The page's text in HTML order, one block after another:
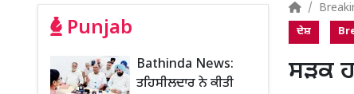
Punjab
Bathinda News:
ਤਹਿਸੀਲਦਾਰ ਨੇ ਕੀਤੀ
ਦੇਸ਼
ਸੜਕ